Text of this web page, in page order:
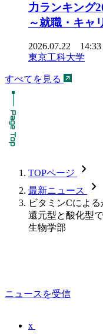
力ランキング
～就職・キャ
2026.07.22 14:33
東京工科大学
すべてを見る
TOPページ chevron_forward
最新ニュース chevron_forward
ビタミンCによ
還元型と酸化型
生物学部
ニュースを受信
x